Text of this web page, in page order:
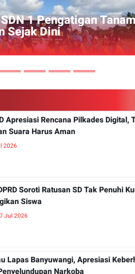
Underwater,
Apresiasi Rencana Pilkades Digital,
Suara Harus Aman
2026
Soroti Ratusan SD Tak Penuhi
Siswa
Jul 2026
Lapas Banyuwangi, Apresiasi
Narkoba